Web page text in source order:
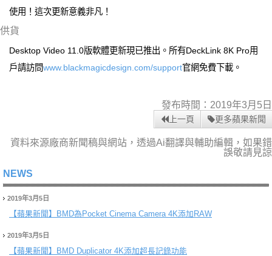
使用！這次更新意義非凡！
供貨
Desktop Video 11.0版軟體更新現已推出。所有DeckLink 8K Pro用
戶請訪問www.blackmagicdesign.com/support官網免費下載。
發布時間：2019年3月5日
上一頁 更多蘋果新聞
資料來源廠商新聞稿與網站，透過Ai翻譯與輔助編輯，如果錯
誤敬請見諒
NEWS
2019年3月5日
【蘋果新聞】 BMD為Pocket Cinema Camera 4K添加RAW
2019年3月5日
【蘋果新聞】 BMD Duplicator 4K添加超長記錄功能